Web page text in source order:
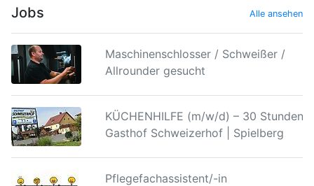
Jobs Alle ansehen
Maschinenschlosser / Schweißer /
Allrounder gesucht
KÜCHENHILFE (m/w/d) – 30 Stunden |
Gasthof Schweizerhof | Spielberg
Pflegefachassistent/-in